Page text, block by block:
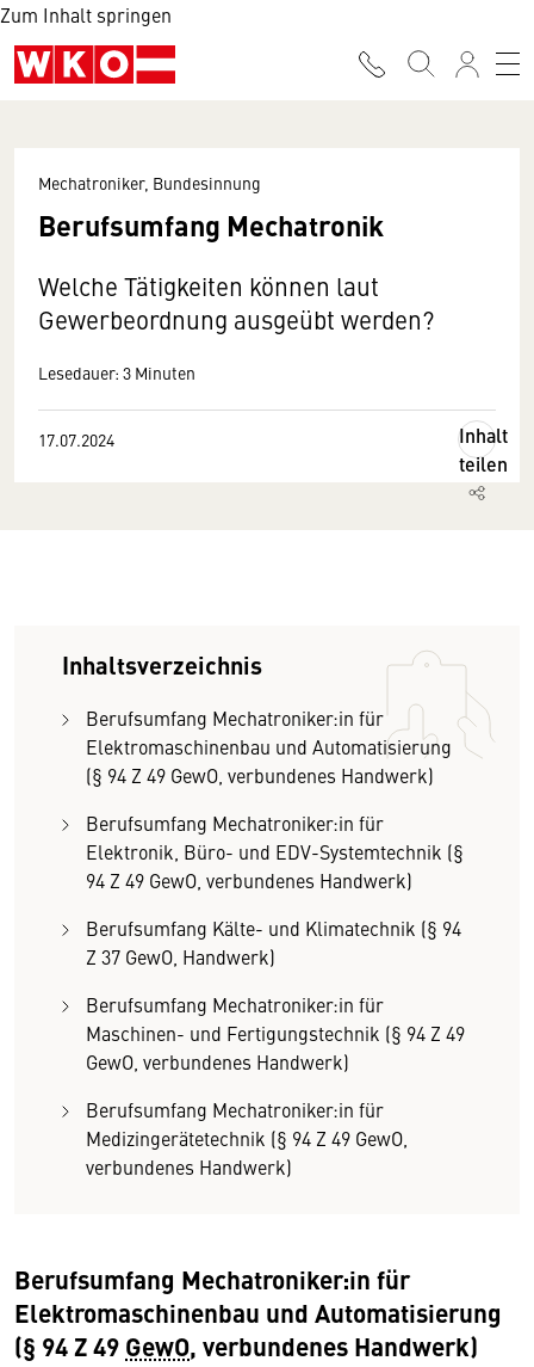
Zum Inhalt springen
Mechatroniker, Bundesinnung
Berufsumfang Mechatronik
Welche Tätigkeiten können laut
Gewerbeordnung ausgeübt werden?
Lesedauer: 3 Minuten
17.07.2024
Inhalt
teilen
Inhaltsverzeichnis
Berufsumfang Mechatroniker:in für
Elektromaschinenbau und Automatisierung
(§ 94 Z 49 GewO, verbundenes Handwerk)
Berufsumfang Mechatroniker:in für
Elektronik, Büro- und EDV-Systemtechnik (§
94 Z 49 GewO, verbundenes Handwerk)
Berufsumfang Kälte- und Klimatechnik (§ 94
Z 37 GewO, Handwerk)
Berufsumfang Mechatroniker:in für
Maschinen- und Fertigungstechnik (§ 94 Z 49
GewO, verbundenes Handwerk)
Berufsumfang Mechatroniker:in für
Medizingerätetechnik (§ 94 Z 49 GewO,
verbundenes Handwerk)
Berufsumfang Mechatroniker:in für
Elektromaschinenbau und Automatisierung
(§ 94 Z 49 GewO, verbundenes Handwerk)